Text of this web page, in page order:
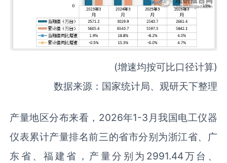
(增速均按可比口径计算)
数据来源：国家统计局、观研天下整理
产量地区分布来看，2026年1-3月我国电工仪器
仪表累计产量排名前三的省市分别为浙江省、广
东省、福建省，产量分别为2991.44万台、